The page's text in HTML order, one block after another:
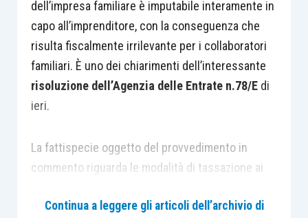
dell’impresa familiare è imputabile interamente in
capo all’imprenditore, con la conseguenza che
risulta fiscalmente irrilevante per i collaboratori
familiari. È uno dei chiarimenti dell’interessante
risoluzione dell’Agenzia delle Entrate n.78/Edi
ieri.
La fattispecie oggetto del provvedimento in
commento riguarda le modalità di tassazione ai
derivante dalla cessione dell’unica azienda
Continua a leggere gli articoli dell’archivio di